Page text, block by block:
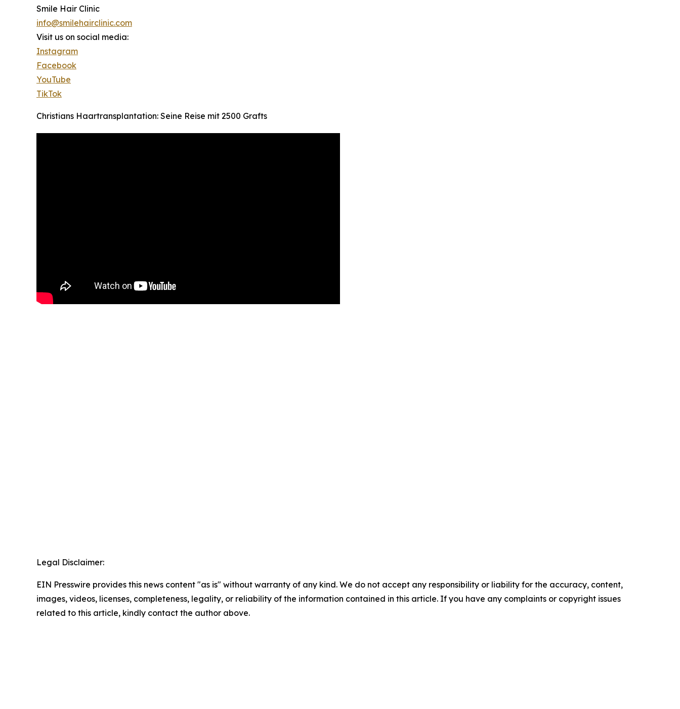
Smile Hair Clinic
info@smilehairclinic.com
Visit us on social media:
Instagram
Facebook
YouTube
TikTok
Christians Haartransplantation: Seine Reise mit 2500 Grafts
Legal Disclaimer:
EIN Presswire provides this news content "as is" without warranty of any kind. We do not accept any responsibility or liability for the accuracy, content,
images, videos, licenses, completeness, legality, or reliability of the information contained in this article. If you have any complaints or copyright issues
related to this article, kindly contact the author above.